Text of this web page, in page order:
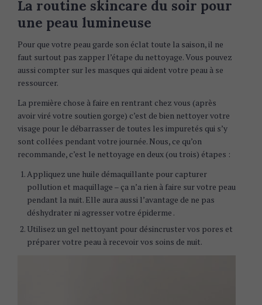
La routine skincare du soir pour
une peau lumineuse
Pour que votre peau garde son éclat toute la saison, il ne
faut surtout pas zapper l’étape du nettoyage. Vous pouvez
aussi compter sur les masques qui aident votre peau à se
ressourcer.
La première chose à faire en rentrant chez vous (après
avoir viré votre soutien gorge) c’est de bien nettoyer votre
visage pour le débarrasser de toutes les impuretés qui s’y
sont collées pendant votre journée. Nous, ce qu’on
recommande, c’est le nettoyage en deux (ou trois) étapes :
Appliquez une huile démaquillante pour capturer
pollution et maquillage – ça n’a rien à faire sur votre peau
pendant la nuit. Elle aura aussi l’avantage de ne pas
déshydrater ni agresser votre épiderme .
Utilisez un gel nettoyant pour désincruster vos pores et
préparer votre peau à recevoir vos soins de nuit.